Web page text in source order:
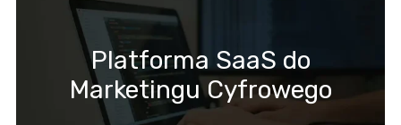
Platforma SaaS do
Marketingu Cyfrowego